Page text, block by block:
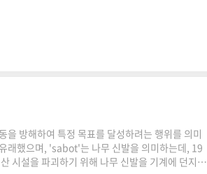
나눌 수 있습니다. 두 치료법은 각각 장점과 단점
개하거나 뚫지 않고 시술하는 치료 방법입니다.
극 치료 등이 이에 ..
을 방해하여 특정 목표를 달성하려는 행위를 의미
래했으며, 'sabot'는 나무 신발을 의미하는데, 19
시설을 파괴하기 위해 나무 신발을 기계에 던지는